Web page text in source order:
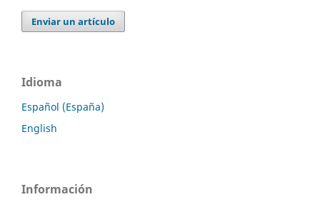
Enviar un artículo
Idioma
Español (España)
English
Información